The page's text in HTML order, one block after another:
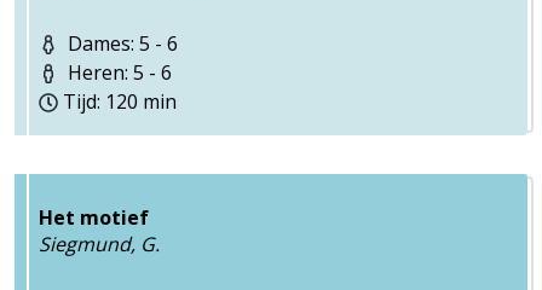
Dames: 5 - 6
Heren: 5 - 6
Tijd: 120 min
Het motief
Siegmund, G.